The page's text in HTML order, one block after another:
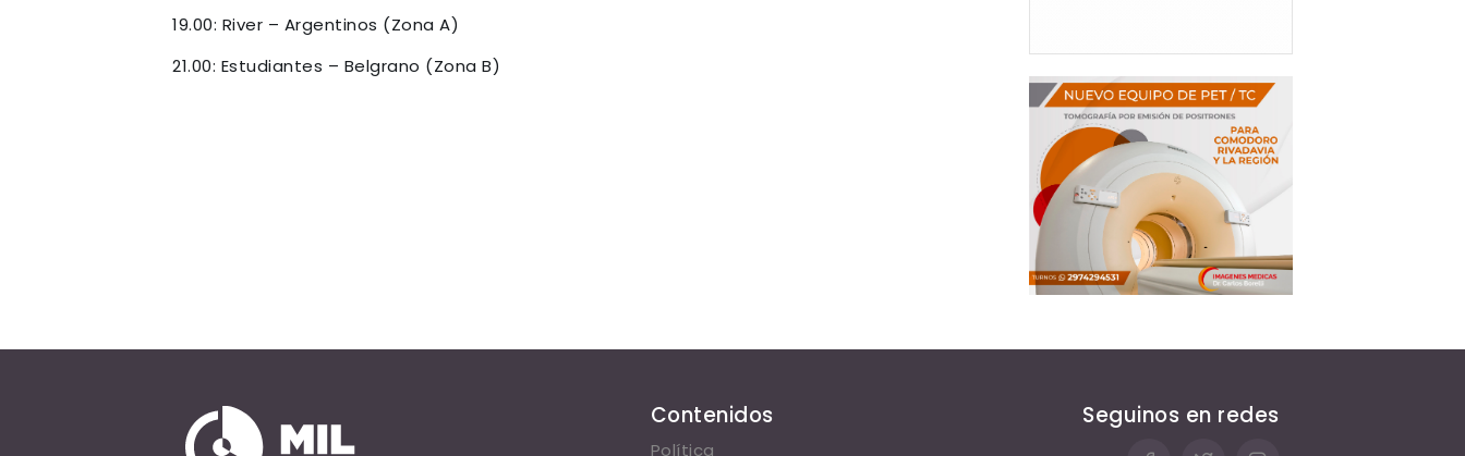
19.00: River – Argentinos (Zona A)
21.00: Estudiantes – Belgrano (Zona B)
Contenidos
Política
Seguinos en redes